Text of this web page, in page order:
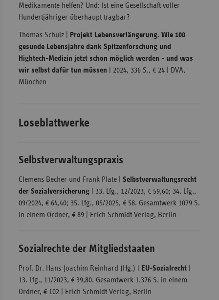
Medikamente helfen? Und: Ist eine Gesellschaft voller
Hundertjähriger überhaupt tragbar?
Thomas Schulz |
Projekt Lebensverlängerung. Wie 100
gesunde Lebensjahre dank Spitzenforschung und
Hightech-Medizin jetzt schon möglich werden - und was
wir selbst dafür tun müssen
| 2024, 336 S., € 24 | DVA,
München
Loseblattwerke
Selbstverwaltungspraxis
Clemens Becher und Frank Plate |
Selbstverwaltungsrecht
der Sozialversicherung
| 33. Lfg., 12/2023, € 59,60; 34. Lfg.,
09/2024, € 64,40; 35. Lfg., 05/2025, € 58. Gesamtwerk 1079 S.
in einem Ordner, € 89 | Erich Schmidt Verlag, Berlin
Sozialrechte der Mitgliedstaaten
Prof. Dr. Hans-Joachim Reinhard (Hg.) | EU-Sozialrecht
13. Lfg., 11/2023, € 39,80. Gesamtwerk 1.376 S. in einem
Ordner, € 102 | Erich Schmidt Verlag, Berlin